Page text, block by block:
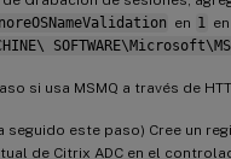
en 1
en
si usa MSMQ a través de
seguido este paso) Cree un
de Citrix ADC en el